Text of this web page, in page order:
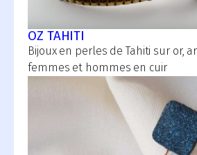
OZ TAHITI
Bijoux en perles de Tahiti sur or,
femmes et hommes en cuir